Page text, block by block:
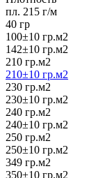
пл. 215 г/м
40 гр
100±10 гр.м2
142±10 гр.м2
210 гр.м2
210±10 гр.м2
230 гр.м2
230±10 гр.м2
240 гр.м2
240±10 гр.м2
250 гр.м2
250±10 гр.м2
349 гр.м2
350±10 гр.м2